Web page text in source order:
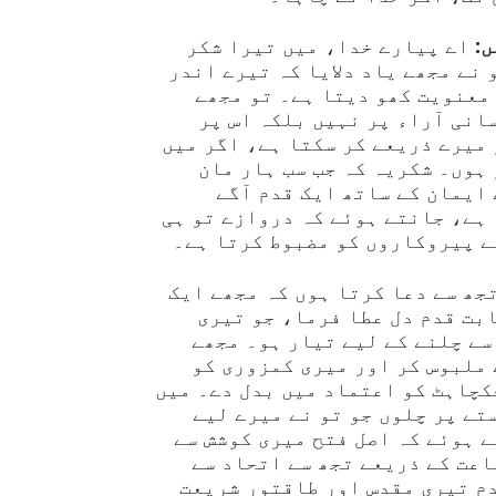
اے پیارے خدا، میں تیرا شکر
مجھے یاد دلایا کہ تیرے اندر
کھو دیتا ہے۔ تو مجھے
آراء پر نہیں بلکہ اس پر
ذریعے کر سکتا ہے، اگر میں
شکریہ کہ جب سب ہار مان
کے ساتھ ایک قدم آگے
جانتے ہوئے کہ دروازے تو ہی
پیروکاروں کو مضبوط کرتا ہے۔
سے دعا کرتا ہوں کہ مجھے ایک
قدم دل عطا فرما، جو تیری
چلنے کے لیے تیار ہو۔ مجھے
کر اور میری کمزوری کو
کو اعتماد میں بدل دے۔ میں
پر چلوں جو تو نے میرے لیے
ہوئے کہ اصل فتح میری کوشش سے
کے ذریعے تجھ سے اتحاد سے
تیری مقدس اور طاقتور شریعت